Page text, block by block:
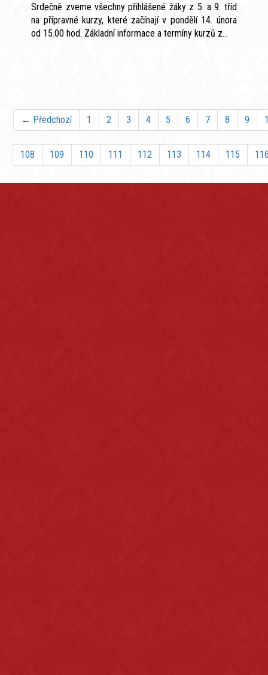
Srdečně zveme všechny přihlášené žáky z 5. a 9. tříd
na přípravné kurzy, které začínají v pondělí 14. února
od 15.00 hod. Základní informace a termíny kurzů z...
← Předchozí 1 2 3 4 5 6 7 8 9
108 109 110 111 112 113 114 115